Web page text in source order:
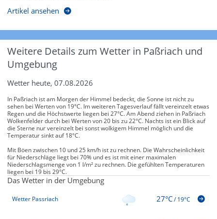
Artikel ansehen
Weitere Details zum Wetter in Paßriach und
Umgebung
Wetter heute, 07.08.2026
In Paßriach ist am Morgen der Himmel bedeckt, die Sonne ist nicht zu
sehen bei Werten von 19°C. Im weiteren Tagesverlauf fällt vereinzelt etwas
Regen und die Höchstwerte liegen bei 27°C. Am Abend ziehen in Paßriach
Wolkenfelder durch bei Werten von 20 bis zu 22°C. Nachts ist ein Blick auf
die Sterne nur vereinzelt bei sonst wolkigem Himmel möglich und die
Temperatur sinkt auf 18°C.
Mit Böen zwischen 10 und 25 km/h ist zu rechnen. Die Wahrscheinlichkeit
für Niederschläge liegt bei 70% und es ist mit einer maximalen
Niederschlagsmenge von 1 l/m² zu rechnen. Die gefühlten Temperaturen
liegen bei 19 bis 29°C.
Das Wetter in der Umgebung
Wetter Passriach 27°C/19°C